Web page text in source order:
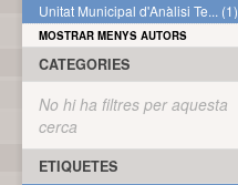
Unitat Municipal d'Anàlisi Te... (1)
MOSTRAR MENYS AUTORS
CATEGORIES
No hi ha filtres per aquesta
cerca
ETIQUETES